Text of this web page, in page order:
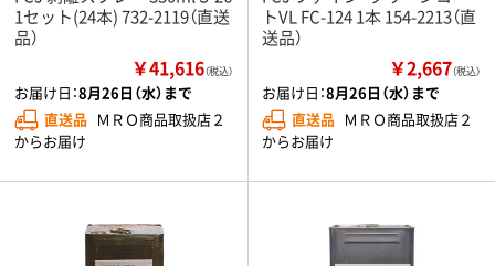
1セット(24本) 732-2119（直送
品）
￥41,616（税込）
お届け日：8月26日（水）まで
直送品 ＭＲＯ商品取扱店２
からお届け
トVL FC-124 1本 154-2213（直
送品）
￥2,667（税込）
お届け日：8月26日（水）まで
直送品 ＭＲＯ商品取扱店２
からお届け